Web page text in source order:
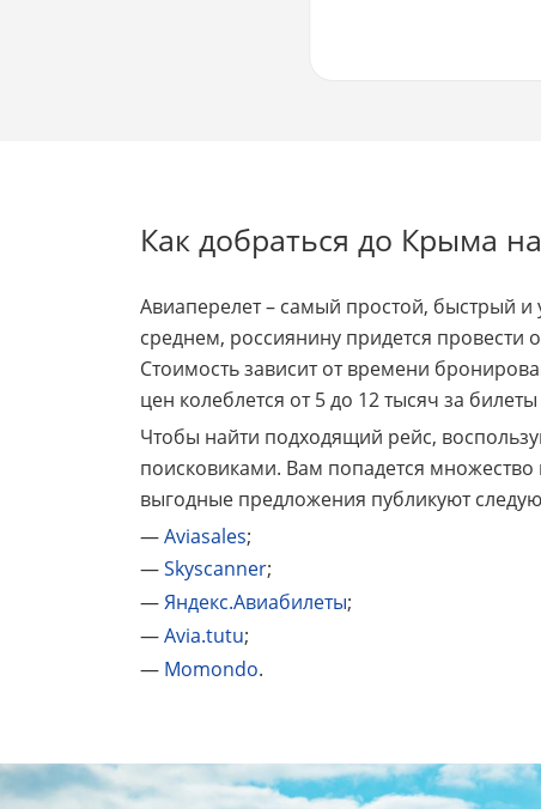
Как добраться до Крыма
Авиаперелет – самый простой, быстрый
среднем, россиянину придется провести
Стоимость зависит от времени
цен колеблется от 5 до 12 тысяч за
Чтобы найти подходящий рейс,
поисковиками. Вам попадется
выгодные предложения публикуют
—Aviasales;
—Skyscanner;
—Яндекс.Авиабилеты;
—Avia.tutu;
— Momondo.